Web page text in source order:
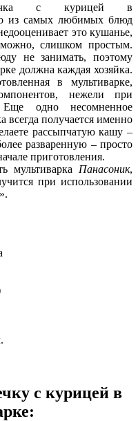
с курицей в
из самых любимых блюд
это кушанье,
слишком простым.
не занимать, поэтому
должна каждая хозяйка.
в мультиварке,
нежели при
одно несомненное
всегда получается именно
рассыпчатую кашу –
разваренную – просто
приготовления.
мультиварка Панасоник,
при использовании
с курицей в